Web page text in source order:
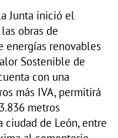
Junta inició el
obras de
energías renovables
Sostenible de
con una
más IVA, permitirá
metros
ciudad de León, entre